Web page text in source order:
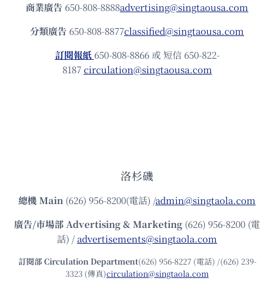
商業廣告 650-808-8888advertising@singtaousa.com
分類廣告 650-808-8877classified@singtaousa.com
訂閱報紙 650-808-8866 或 短信 650-822-
8187circulation@singtaousa.com
洛杉磯
總機Main (626) 956-8200(電話) /admin@singtaola.com
廣告/市場部Advertising & Marketing (626) 956-8200 (電
話) /advertisements@singtaola.com
訂閱部 Circulation Department(626) 956-8227 (電話) /(626) 239-
3323 (傳真)circulation@singtaola.com